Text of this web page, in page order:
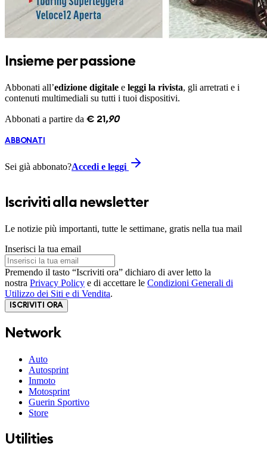
Insieme per passione
Abbonati all’edizione digitale e leggi la rivista, gli arretrati e i
contenuti multimediali su tutti i tuoi dispositivi.
Abbonati a partire da € 21 ,90
ABBONATI
Sei già abbonato?Accedi e leggi
Iscriviti alla newsletter
Le notizie più importanti, tutte le settimane, gratis nella tua mail
Inserisci la tua email
Premendo il tasto “Iscriviti ora” dichiaro di aver letto la
nostra Privacy Policy e di accettare le Condizioni Generali di
Utilizzo dei Siti e di Vendita.
ISCRIVITI ORA
Network
Auto
Autosprint
Inmoto
Motosprint
Guerin Sportivo
Store
Utilities